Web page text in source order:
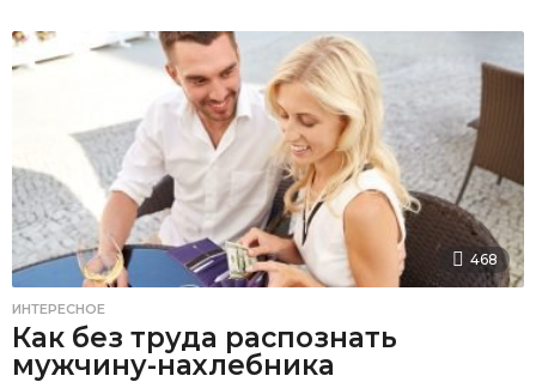
468
ИНТЕРЕСНОЕ
Как без труда распознать
мужчину-нахлебника